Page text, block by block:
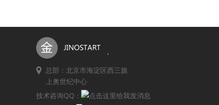
总部：北京市海淀区西三旗
上奥世纪中心
技术咨询QQ：